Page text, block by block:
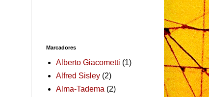
Marcadores
Alberto Giacometti (1)
Alfred Sisley (2)
Alma-Tadema (2)